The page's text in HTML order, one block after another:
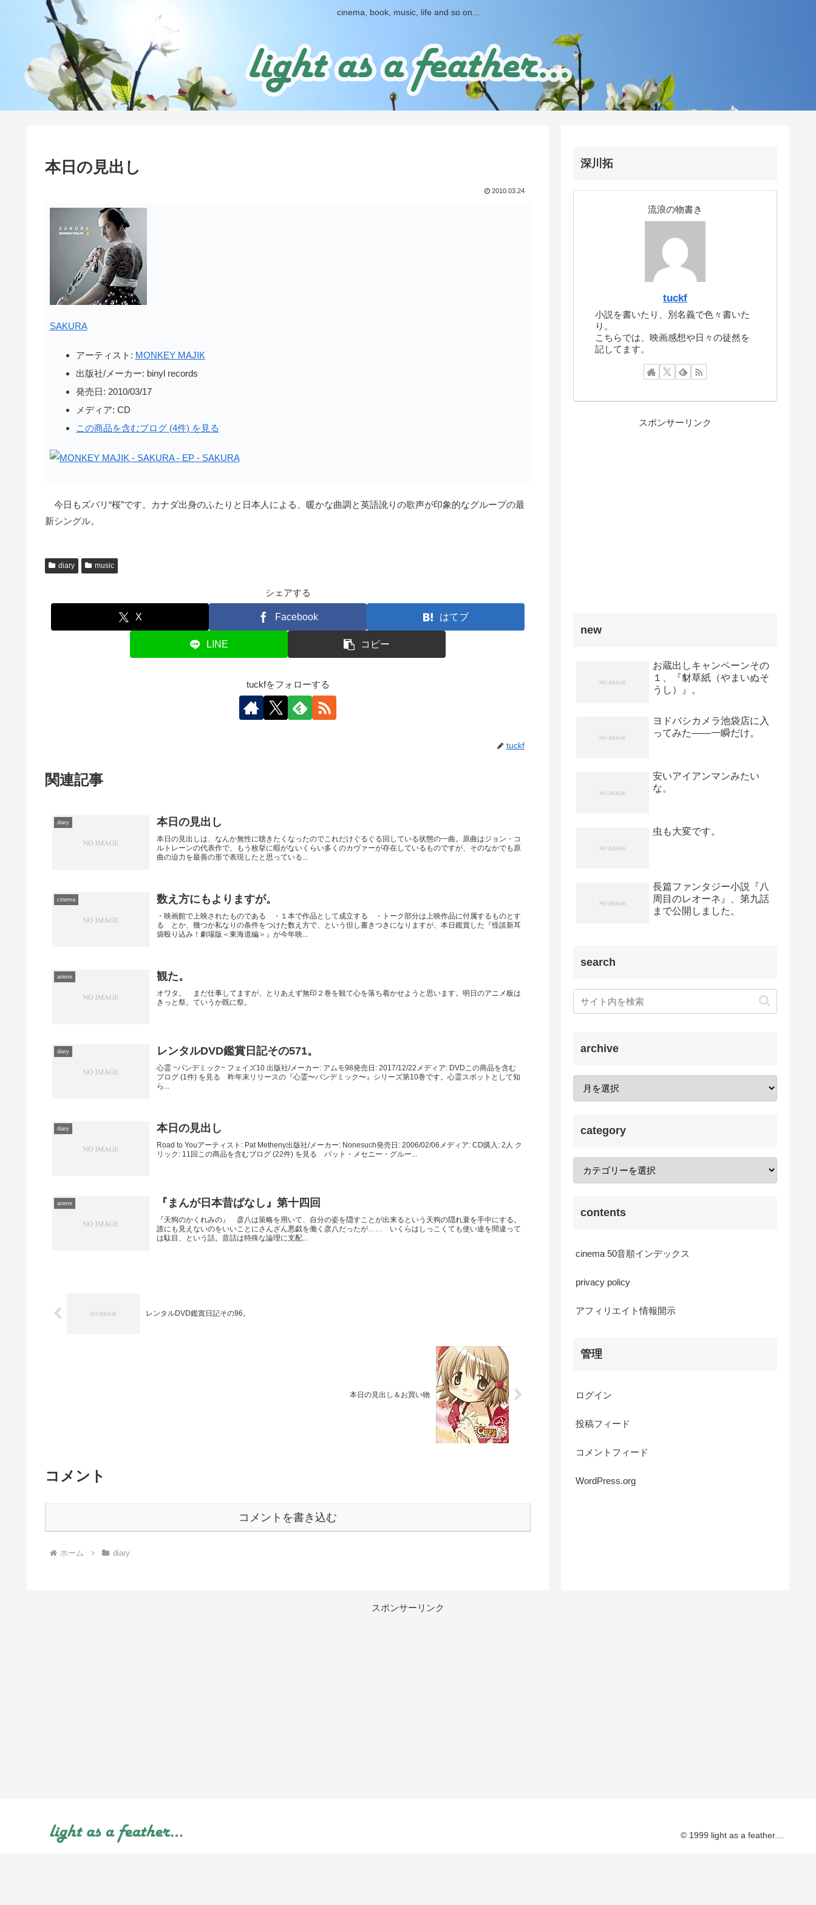
cinema, book, music, life and so on...
本日の見出し
2010.03.24
SAKURA
アーティスト: MONKEY MAJIK
出版社/メーカー: binyl records
発売日: 2010/03/17
メディア: CD
この商品を含むブログ (4件) を見る
今日もズバリ“桜”です。カナダ出身のふたりと日本人による、暖かな曲調と英語訛りの歌声が印象的なグループの最
新シングル。
diary music
シェアする
X Facebook はてブ
LINE コピー
tuckfをフォローする
tuckf
関連記事
diary 本日の見出し
本日の見出しは、なんか無性に聴きたくなったのでこれだけぐるぐる回している状態の一曲。原曲はジョン・コ
ルトレーンの代表作で、もう枚挙に暇がないくらい多くのカヴァーが存在しているものですが、そのなかでも原
曲の迫力を最善の形で表現したと思っている...
cinema 数え方にもよりますが。
・映画館で上映されたものである ・１本で作品として成立する ・トーク部分は上映作品に付属するものとす
る とか、幾つか私なりの条件をつけた数え方で、という但し書きつきになりますが、本日鑑賞した『怪談新耳
袋殴り込み！劇場版＜東海道編＞』が今年映...
anime 観た。
オワタ。 まだ仕事してますが、とりあえず無印２巻を観て心を落ち着かせようと思います。明日のアニメ板は
きっと祭。ていうか既に祭。
diary レンタルDVD鑑賞日記その571。
心霊 ~パンデミック~ フェイズ10 出版社/メーカー: アムモ98発売日: 2017/12/22メディア: DVDこの商品を含む
ブログ (1件) を見る 昨年末リリースの『心霊〜パンデミック〜』シリーズ第10巻です。心霊スポットとして知
ら...
diary 本日の見出し
Road to Youアーティスト: Pat Metheny出版社/メーカー: Nonesuch発売日: 2006/02/06メディア: CD購入: 2人 ク
リック: 11回この商品を含むブログ (22件) を見る パット・メセニー・グルー...
anime 『まんが日本昔ばなし』第十四回
『天狗のかくれみの』 彦八は策略を用いて、自分の姿を隠すことが出来るという天狗の隠れ蓑を手中にする。
誰にも見えないのをいいことにさんざん悪戯を働く彦八だったが…… いくらはしっこくても使い途を間違って
は駄目、という話。昔話は特殊な論理に支配...
レンタルDVD鑑賞日記その96。
本日の見出し＆お買い物
コメント
コメントを書き込む
ホーム diary
深川拓
流浪の物書き
tuckf
小説を書いたり、別名義で色々書いた
り。
こちらでは、映画感想や日々の徒然を
記してます。
スポンサーリンク
new
お蔵出しキャンペーンその
１、『豺草紙（やまいぬそ
うし）』。
ヨドバシカメラ池袋店に入
ってみた――一瞬だけ。
安いアイアンマンみたい
な。
虫も大変です。
長篇ファンタジー小説『八
周目のレオーネ』、第九話
まで公開しました。
search
archive
category
contents
cinema 50音順インデックス
privacy policy
アフィリエイト情報開示
管理
ログイン
投稿フィード
コメントフィード
WordPress.org
スポンサーリンク
© 1999 light as a feather....